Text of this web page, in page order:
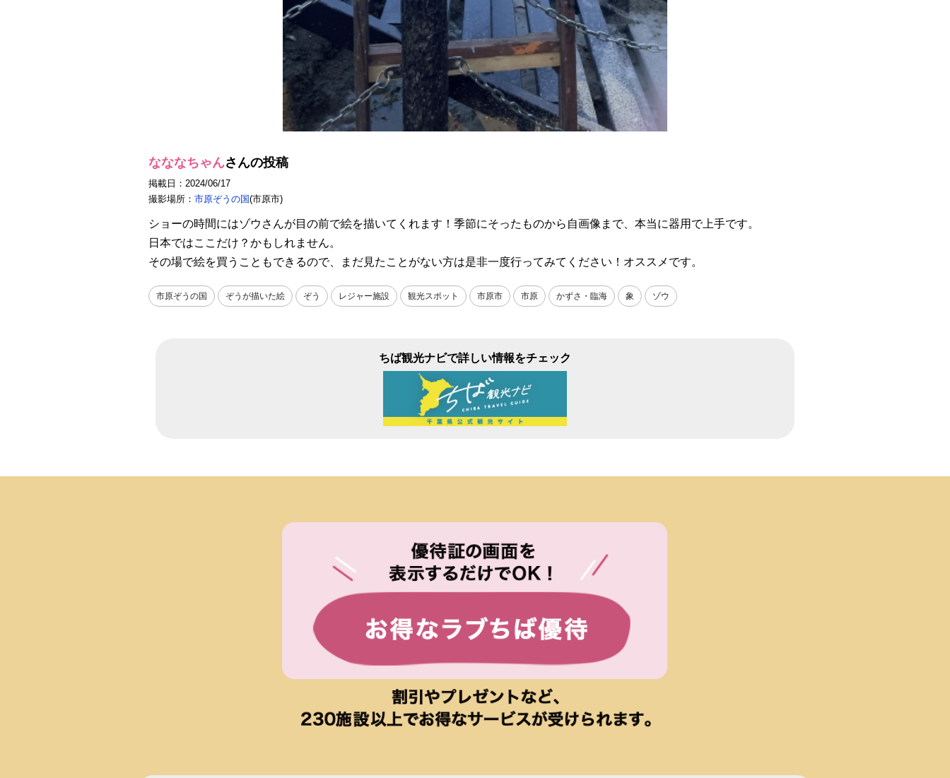
なななちゃんさんの投稿
掲載日：2024/06/17
撮影場所： 市原ぞうの国(市原市)
ショーの時間にはゾウさんが目の前で絵を描いてくれます！季節にそったものから自画像まで、本当に器用で上手です。
日本ではここだけ？かもしれません。
その場で絵を買うこともできるので、まだ見たことがない方は是非一度行ってみてください！オススメです。
市原ぞうの国 ぞうが描いた絵 ぞう レジャー施設 観光スポット 市原市 市原 かずさ・臨海 象 ゾウ
ちば観光ナビで詳しい情報をチェック